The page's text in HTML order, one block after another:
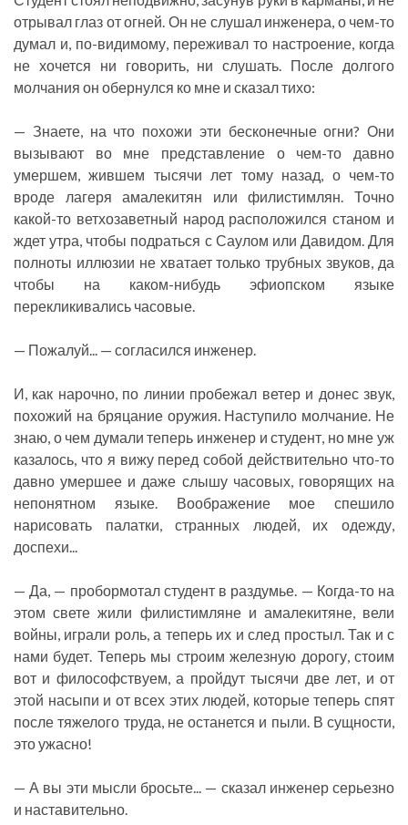
отрывал глаз от огней. Он не слушал инженера, о чем-то
думал и, по-видимому, переживал то настроение, когда
не хочется ни говорить, ни слушать. После долгого
молчания он обернулся ко мне и сказал тихо:
— Знаете, на что похожи эти бесконечные огни? Они
вызывают во мне представление о чем-то давно
умершем, жившем тысячи лет тому назад, о чем-то
вроде лагеря амалекитян или филистимлян. Точно
какой-то ветхозаветный народ расположился станом и
ждет утра, чтобы подраться с Саулом или Давидом. Для
полноты иллюзии не хватает только трубных звуков, да
чтобы на каком-нибудь эфиопском языке
перекликивались часовые.
— Пожалуй... — согласился инженер.
И, как нарочно, по линии пробежал ветер и донес звук,
похожий на бряцание оружия. Наступило молчание. Не
знаю, о чем думали теперь инженер и студент, но мне уж
казалось, что я вижу перед собой действительно что-то
давно умершее и даже слышу часовых, говорящих на
непонятном языке. Воображение мое спешило
нарисовать палатки, странных людей, их одежду,
доспехи...
— Да, — пробормотал студент в раздумье. — Когда-то на
этом свете жили филистимляне и амалекитяне, вели
войны, играли роль, а теперь их и след простыл. Так и с
нами будет. Теперь мы строим железную дорогу, стоим
вот и философствуем, а пройдут тысячи две лет, и от
этой насыпи и от всех этих людей, которые теперь спят
после тяжелого труда, не останется и пыли. В сущности,
это ужасно!
— А вы эти мысли бросьте... — сказал инженер серьезно
и наставительно.